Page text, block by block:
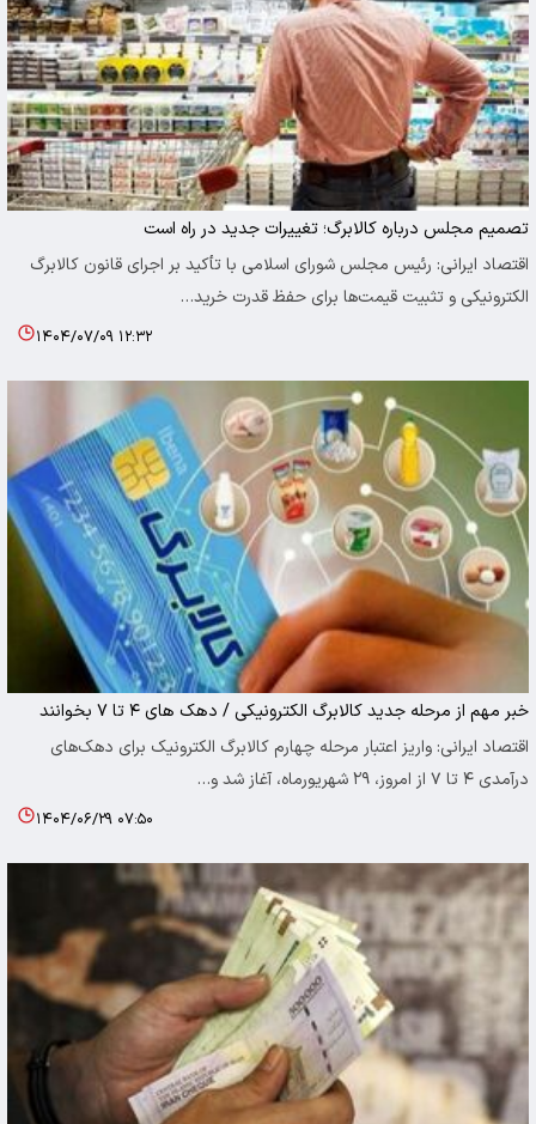
تصمیم مجلس درباره کالابرگ؛ تغییرات جدید در راه است
اقتصاد ایرانی: رئیس مجلس شورای اسلامی با تأکید بر اجرای قانون کالابرگ
الکترونیکی و تثبیت قیمت‌ها برای حفظ قدرت خرید…
۱۴۰۴/۰۷/۰۹ ۱۲:۳۲
خبر مهم از مرحله جدید کالابرگ الکترونیکی / دهک های ۴ تا ۷ بخوانند
اقتصاد ایرانی: واریز اعتبار مرحله چهارم کالابرگ الکترونیک برای دهک‌های
درآمدی ۴ تا ۷ از امروز، ۲۹ شهریورماه، آغاز شد و…
۱۴۰۴/۰۶/۲۹ ۰۷:۵۰